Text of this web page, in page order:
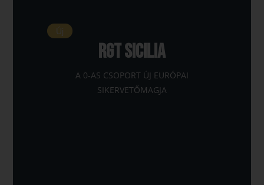
Új
RGT SICILIA
A 0-AS CSOPORT ÚJ EURÓPAI
SIKERVETŐMAGJA